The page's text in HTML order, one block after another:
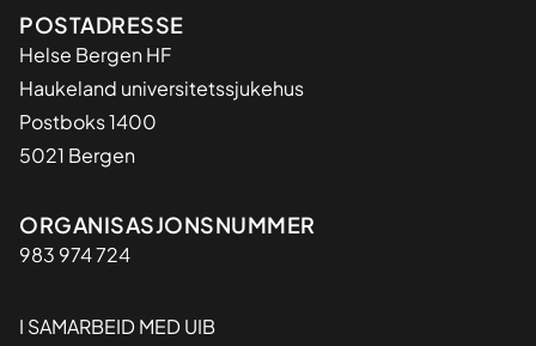
Adresse
POSTADRESSE
Helse Bergen HF
Haukeland universitetssjukehus
Postboks 1400
5021 Bergen
Organisasjon
ORGANISASJONSNUMMER
983 974 724
I SAMARBEID MED UIB